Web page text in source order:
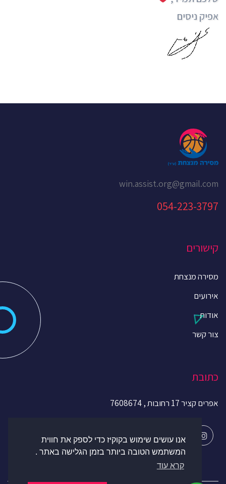
אנו עושים שימוש בקוקיז כדי לספק את חווית
המשתמש הטובה ביותר בזמן הגלישה באתר .
קרא עוד
אפיק ניסים
win.assist.org@gmail.com
054-223-3797
קישורים
מסירה מנצחת
אירועים
אודות
צור קשר
כתובת
אפרים קציר 17 רחובות , 7608674